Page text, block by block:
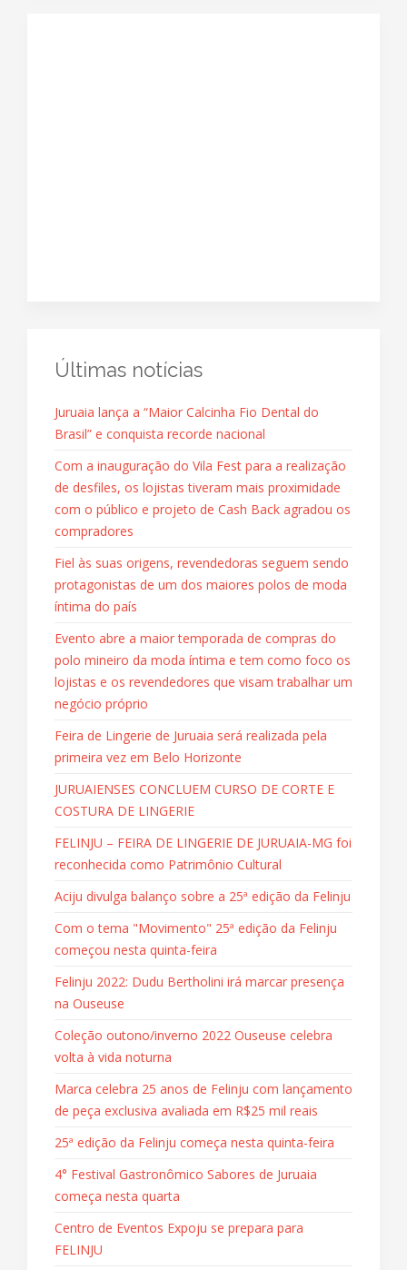
Últimas notícias
Juruaia lança a “Maior Calcinha Fio Dental do
Brasil” e conquista recorde nacional
Com a inauguração do Vila Fest para a realização
de desfiles, os lojistas tiveram mais proximidade
com o público e projeto de Cash Back agradou os
compradores
Fiel às suas origens, revendedoras seguem sendo
protagonistas de um dos maiores polos de moda
íntima do país
Evento abre a maior temporada de compras do
polo mineiro da moda íntima e tem como foco os
lojistas e os revendedores que visam trabalhar um
negócio próprio
Feira de Lingerie de Juruaia será realizada pela
primeira vez em Belo Horizonte
JURUAIENSES CONCLUEM CURSO DE CORTE E
COSTURA DE LINGERIE
FELINJU – FEIRA DE LINGERIE DE JURUAIA-MG foi
reconhecida como Patrimônio Cultural
Aciju divulga balanço sobre a 25ª edição da Felinju
Com o tema "Movimento" 25ª edição da Felinju
começou nesta quinta-feira
Felinju 2022: Dudu Bertholini irá marcar presença
na Ouseuse
Coleção outono/inverno 2022 Ouseuse celebra
volta à vida noturna
Marca celebra 25 anos de Felinju com lançamento
de peça exclusiva avaliada em R$25 mil reais
25ª edição da Felinju começa nesta quinta-feira
4° Festival Gastronômico Sabores de Juruaia
começa nesta quarta
Centro de Eventos Expoju se prepara para
FELINJU